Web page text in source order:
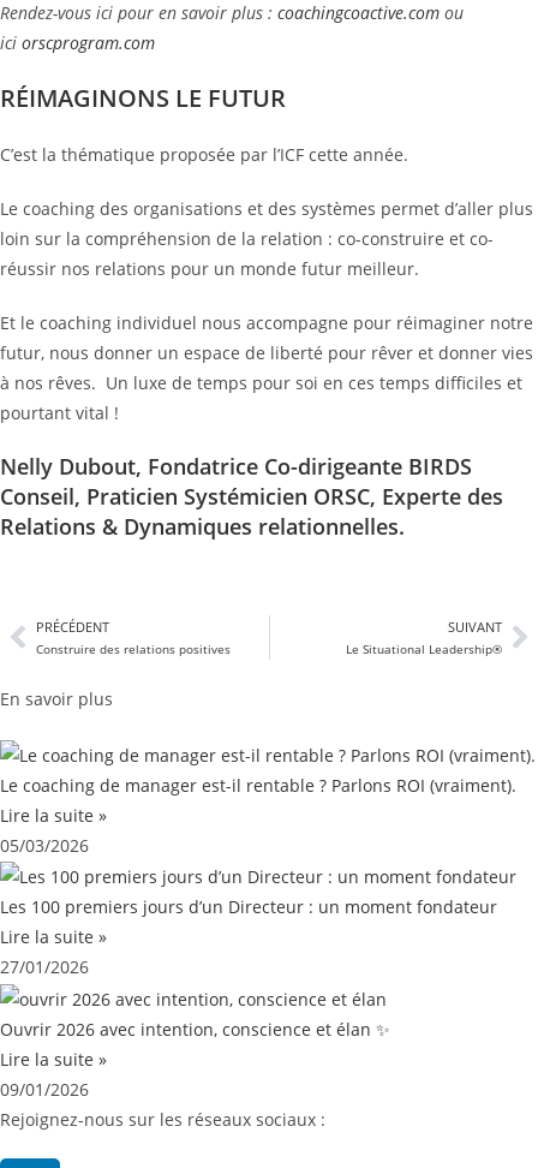
Rendez-vous ici pour en savoir plus : coachingcoactive.com ou
ici orscprogram.com
RÉIMAGINONS LE FUTUR
C’est la thématique proposée par l’ICF cette année.
Le coaching des organisations et des systèmes permet d’aller plus
loin sur la compréhension de la relation : co-construire et co-
réussir nos relations pour un monde futur meilleur.
Et le coaching individuel nous accompagne pour réimaginer notre
futur, nous donner un espace de liberté pour rêver et donner vies
à nos rêves. Un luxe de temps pour soi en ces temps difficiles et
pourtant vital !
Nelly Dubout, Fondatrice Co-dirigeante BIRDS
Conseil, Praticien Systémicien ORSC, Experte des
Relations & Dynamiques relationnelles.
PRÉCÉDENT
Construire des relations positives
SUIVANT
Le Situational Leadership®
En savoir plus
Le coaching de manager est-il rentable ? Parlons ROI (vraiment).
Lire la suite »
05/03/2026
Les 100 premiers jours d’un Directeur : un moment fondateur
Lire la suite »
27/01/2026
Ouvrir 2026 avec intention, conscience et élan ✨
Lire la suite »
09/01/2026
Rejoignez-nous sur les réseaux sociaux :